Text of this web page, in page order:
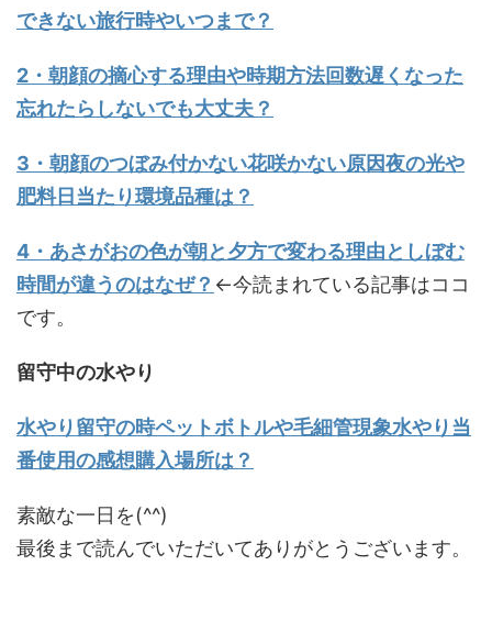
できない旅行時やいつまで？
2・朝顔の摘心する理由や時期方法回数遅くなった
忘れたらしないでも大丈夫？
3・朝顔のつぼみ付かない花咲かない原因夜の光や
肥料日当たり環境品種は？
4・あさがおの色が朝と夕方で変わる理由としぼむ
時間が違うのはなぜ？ ←今読まれている記事はココ
です。
留守中の水やり
水やり留守の時ペットボトルや毛細管現象水やり当
番使用の感想購入場所は？
素敵な一日を(^^)
最後まで読んでいただいてありがとうございます。